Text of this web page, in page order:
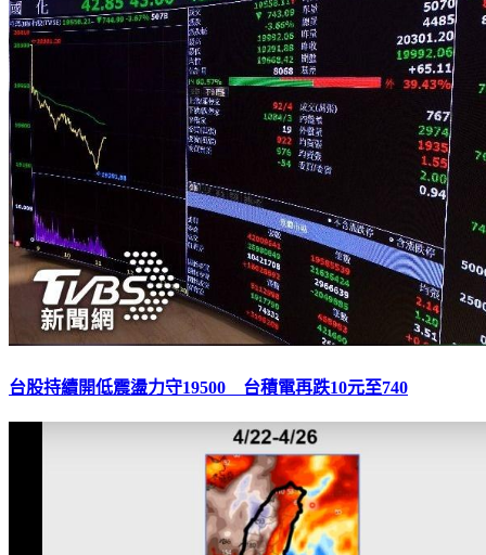
台股持續開低震盪力守19500 台積電再跌10元至740